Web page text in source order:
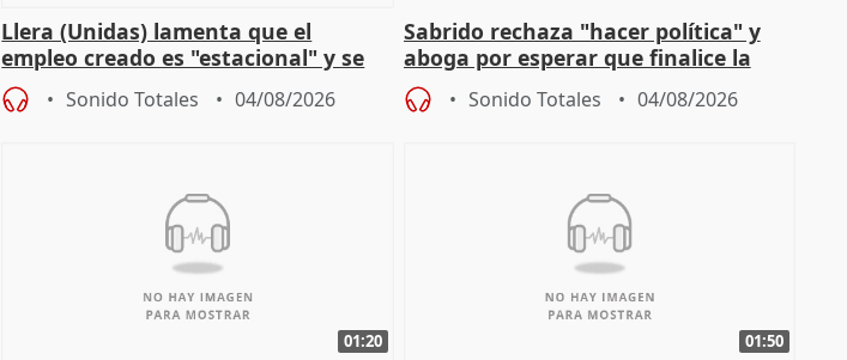
Llera (Unidas) lamenta que el
empleo creado es "estacional" y se
"esfumará" al acabar el verano
Sonido Totales 04/08/2026
Sabrido rechaza "hacer política" y
aboga por esperar que finalice la
investigación del incendio
Sonido Totales 04/08/2026
01:20 01:50